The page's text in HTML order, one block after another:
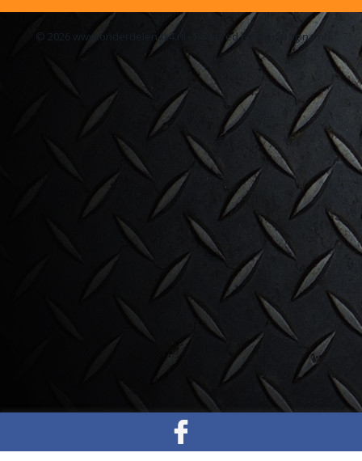
© 2026 www.onderdelen4x4.nl - Powered by Shoppagina.nl